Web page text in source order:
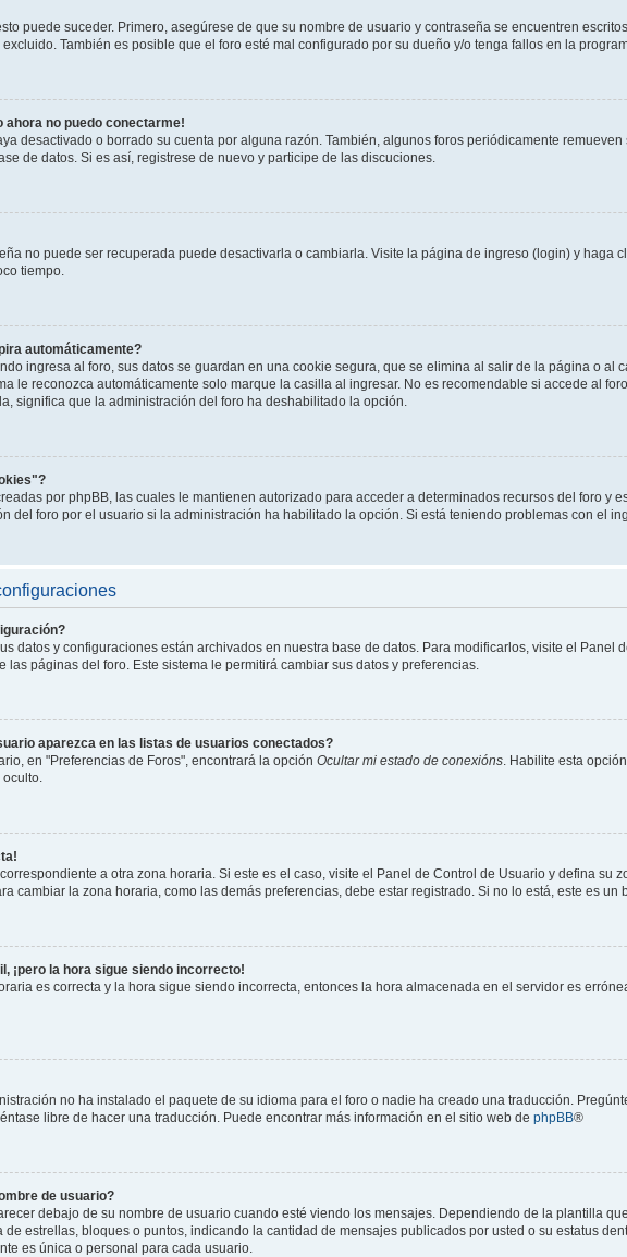
puede suceder. Primero, asegúrese de que su nombre de usuario y contraseña se encuentren
También es posible que el foro esté mal configurado por su dueño y/o tenga fallos en la
ahora no puedo conectarme!
desactivado o borrado su cuenta por alguna razón. También, algunos foros periódicamente
de datos. Si es así, registrese de nuevo y participe de las discuciones.
no puede ser recuperada puede desactivarla o cambiarla. Visite la página de ingreso (login) y haga
tiempo.
automáticamente?
ingresa al foro, sus datos se guardan en una cookie segura, que se elimina al salir de la página o al
le reconozca automáticamente solo marque la casilla al ingresar. No es recomendable si accede al
significa que la administración del foro ha deshabilitado la opción.
por phpBB, las cuales le mantienen autorizado para acceder a determinados recursos del foro y
del foro por el usuario si la administración ha habilitado la opción. Si está teniendo problemas con el
datos y configuraciones están archivados en nuestra base de datos. Para modificarlos, visite el
las páginas del foro. Este sistema le permitirá cambiar sus datos y preferencias.
aparezca en las listas de usuarios conectados?
en "Preferencias de Foros", encontrará la opción Ocultar mi estado de conexións . Habilite esta
a otra zona horaria. Si este es el caso, visite el Panel de Control de Usuario y defina su
cambiar la zona horaria, como las demás preferencias, debe estar registrado. Si no lo está, este es un
¡pero la hora sigue siendo incorrecto!
es correcta y la hora sigue siendo incorrecta, entonces la hora almacenada en el servidor es
no ha instalado el paquete de su idioma para el foro o nadie ha creado una traducción.
libre de hacer una traducción. Puede encontrar más información en el sitio web de phpBB®
de usuario?
debajo de su nombre de usuario cuando esté viendo los mensajes. Dependiendo de la plantilla
estrellas, bloques o puntos, indicando la cantidad de mensajes publicados por usted o su estatus
es única o personal para cada usuario.